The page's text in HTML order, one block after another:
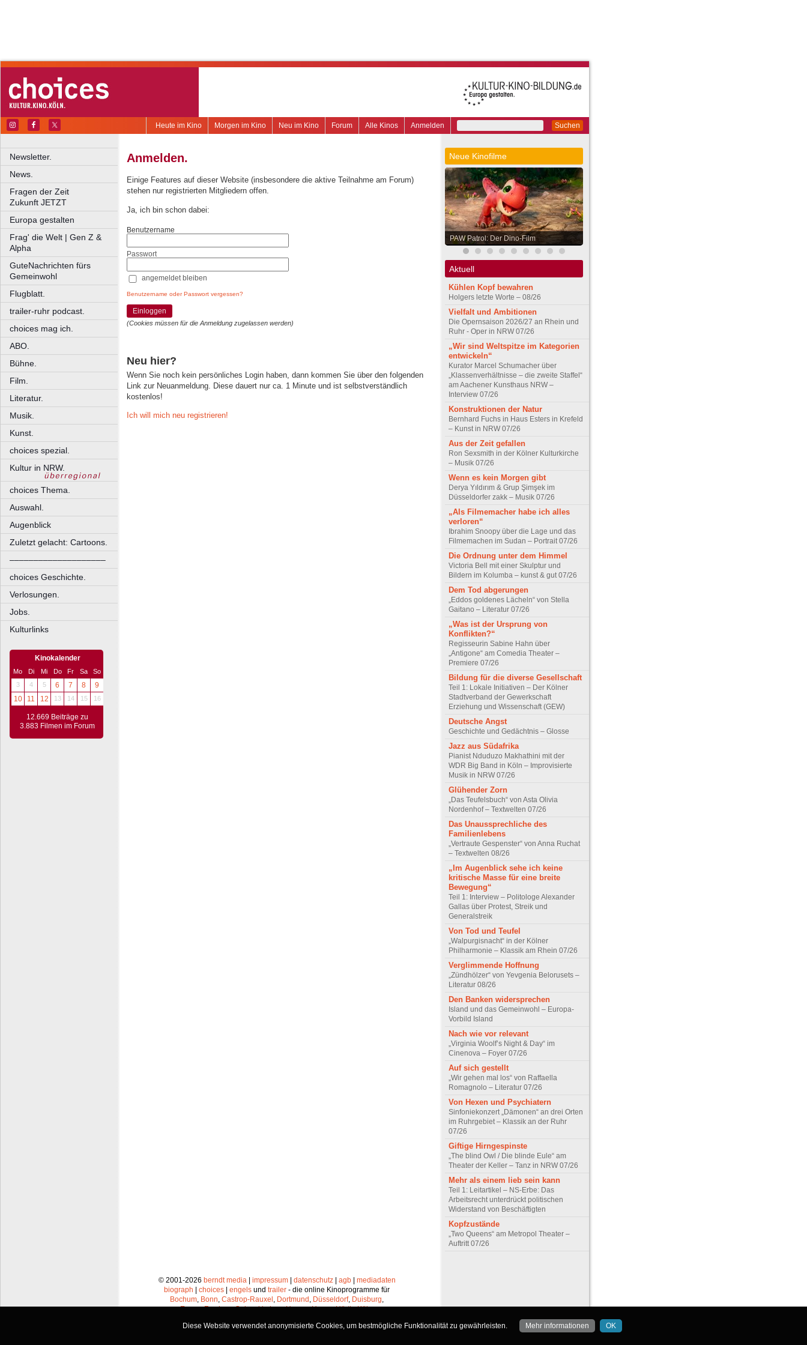
Suchen
Anmelden
Alle Kinos
Forum
Neu im Kino
Morgen im Kino
Heute im Kino
Newsletter.
News.
Fragen der Zeit
Zukunft JETZT
Europa gestalten
Frag' die Welt | Gen Z &
Alpha
GuteNachrichten fürs
Gemeinwohl
Flugblatt.
trailer-ruhr podcast.
choices mag ich.
ABO.
Bühne.
Film.
Literatur.
Musik.
Kunst.
choices spezial.
Kultur in NRW.
choices Thema.
Auswahl.
Augenblick
Zuletzt gelacht: Cartoons.
––––––––––––––––––––
choices Geschichte.
Verlosungen.
Jobs.
Kulturlinks
Kinokalender
Mo Di Mi Do Fr Sa
So
3
4 5 6 7 8
9
10
11 12 13 14 15 16
12.669 Beiträge zu
3.883 Filmen im Forum
Anmelden.
Einige Features auf dieser Website (insbesondere die aktive Teilnahme am Forum)
stehen nur registrierten Mitgliedern offen.
Ja, ich bin schon dabei:
Benutzername
Passwort
angemeldet bleiben
Benutzername oder Passwort vergessen?
Einloggen
(Cookies müssen für die Anmeldung zugelassen werden)
Neu hier?
Wenn Sie noch kein persönliches Login haben, dann kommen Sie über den folgenden
Link zur Neuanmeldung. Diese dauert nur ca. 1 Minute und ist selbstverständlich
kostenlos!
Ich will mich neu registrieren!
Neue Kinofilme
PAW Patrol: Der Dino-Film
Aktuell
Kühlen Kopf bewahren
Holgers letzte Worte – 08/26
Vielfalt und Ambitionen
Die Opernsaison 2026/27 an Rhein und
Ruhr - Oper in NRW 07/26
„Wir sind Weltspitze im Kategorien
entwickeln“
Kurator Marcel Schumacher über
„Klassenverhältnisse – die zweite Staffel“
am Aachener Kunsthaus NRW –
Interview 07/26
Konstruktionen der Natur
Bernhard Fuchs in Haus Esters in Krefeld
– Kunst in NRW 07/26
Aus der Zeit gefallen
Ron Sexsmith in der Kölner Kulturkirche
– Musik 07/26
Wenn es kein Morgen gibt
Derya Yıldırım & Grup Şimşek im
Düsseldorfer zakk – Musik 07/26
„Als Filmemacher habe ich alles
verloren“
Ibrahim Snoopy über die Lage und das
Filmemachen im Sudan – Portrait 07/26
Die Ordnung unter dem Himmel
Victoria Bell mit einer Skulptur und
Bildern im Kolumba – kunst & gut 07/26
Dem Tod abgerungen
„Eddos goldenes Lächeln“ von Stella
Gaitano – Literatur 07/26
„Was ist der Ursprung von
Konflikten?“
Regisseurin Sabine Hahn über
„Antigone“ am Comedia Theater –
Premiere 07/26
Bildung für die diverse Gesellschaft
Teil 1: Lokale Initiativen – Der Kölner
Stadtverband der Gewerkschaft
Erziehung und Wissenschaft (GEW)
Deutsche Angst
Geschichte und Gedächtnis – Glosse
Jazz aus Südafrika
Pianist Nduduzo Makhathini mit der
WDR Big Band in Köln – Improvisierte
Musik in NRW 07/26
Glühender Zorn
„Das Teufelsbuch“ von Asta Olivia
Nordenhof – Textwelten 07/26
Das Unaussprechliche des
Familienlebens
„Vertraute Gespenster“ von Anna Ruchat
– Textwelten 08/26
„Im Augenblick sehe ich keine
kritische Masse für eine breite
Bewegung“
Teil 1: Interview – Politologe Alexander
Gallas über Protest, Streik und
Generalstreik
Von Tod und Teufel
„Walpurgisnacht“ in der Kölner
Philharmonie – Klassik am Rhein 07/26
Verglimmende Hoffnung
„Zündhölzer“ von Yevgenia Belorusets –
Literatur 08/26
Den Banken widersprechen
Island und das Gemeinwohl – Europa-
Vorbild Island
Nach wie vor relevant
„Virginia Woolf’s Night & Day“ im
Cinenova – Foyer 07/26
Auf sich gestellt
„Wir gehen mal los“ von Raffaella
Romagnolo – Literatur 07/26
Von Hexen und Psychiatern
Sinfoniekonzert „Dämonen“ an drei Orten
im Ruhrgebiet – Klassik an der Ruhr
07/26
Giftige Hirngespinste
„The blind Owl / Die blinde Eule“ am
Theater der Keller – Tanz in NRW 07/26
Mehr als einem lieb sein kann
Teil 1: Leitartikel – NS-Erbe: Das
Arbeitsrecht unterdrückt politischen
Widerstand von Beschäftigten
Kopfzustände
„Two Queens“ am Metropol Theater –
Auftritt 07/26
© 2001-2026 berndt media | impressum| datenschutz| agb| mediadaten
biograph | choices | engels und trailer - die online Kinoprogramme für
Bochum Bonn Castrop-Rauxel Dortmund Düsseldorf, Duisburg
Essen,Frechen,Gelsenkirchen,Hagen,Herne,Hürth,Köln,
Recklinghausen,SolingenundWuppertal
Diese Website verwendet anonymisierte Cookies, um bestmögliche Funktionalität zu gewährleisten. Mehr informationen OK